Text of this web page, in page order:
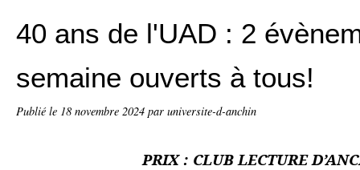
40 ans de l'UAD : 2
semaine ouverts à tous!
Publié le 18 novembre 2024 par universite-d-anchin
PRIX : CLUB LECTURE